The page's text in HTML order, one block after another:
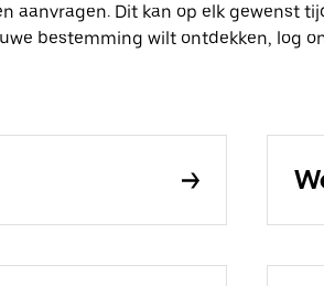
aanvragen. Dit kan op elk gewenst
bestemming wilt ontdekken, log